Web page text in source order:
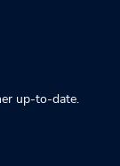
up-to-date.